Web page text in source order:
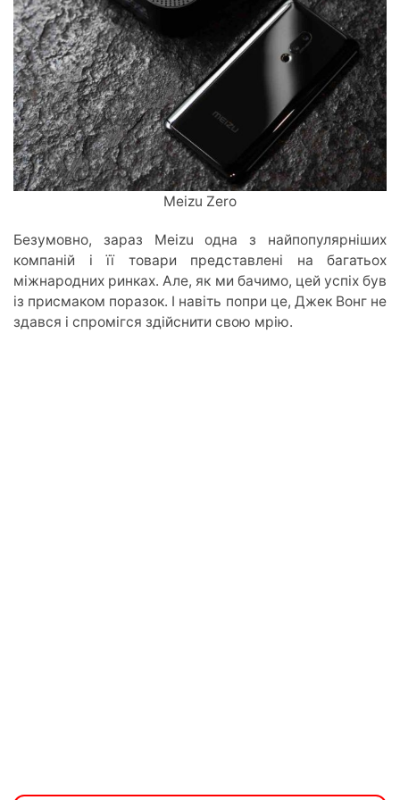
Meizu Zero
Безумовно, зараз Meizu одна з найпопулярніших
компаній і її товари представлені на багатьох
міжнародних ринках. Але, як ми бачимо, цей успіх був
із присмаком поразок. І навіть попри це, Джек Вонг не
здався і спромігся здійснити свою мрію.